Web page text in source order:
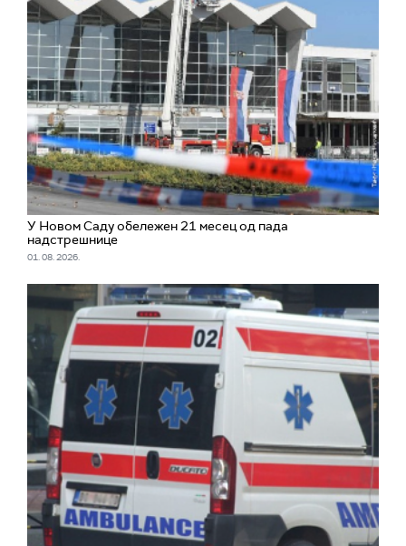
У Новом Саду обележен 21 месец од пада
надстрешнице
01. 08. 2026.